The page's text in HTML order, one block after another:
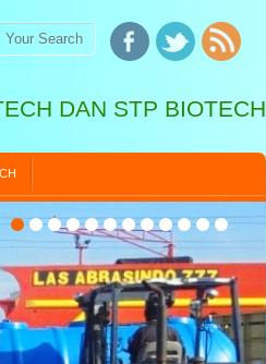
DAN STP BIOTECH